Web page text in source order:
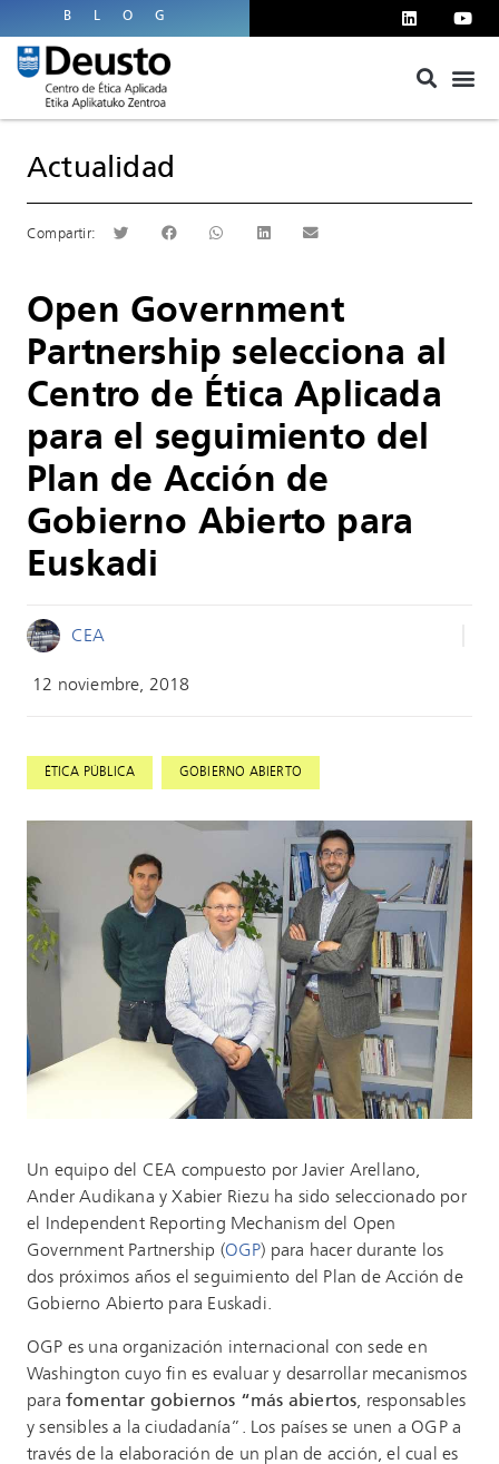
BLOG
Actualidad
Open Government
Partnership selecciona al
Centro de Ética Aplicada
para el seguimiento del
Plan de Acción de
Gobierno Abierto para
Euskadi
CEA
12 noviembre, 2018
ÉTICA PÚBLICA GOBIERNO ABIERTO
Un equipo del CEA compuesto por Javier Arellano,
Ander Audikana y Xabier Riezu ha sido seleccionado por
el Independent Reporting Mechanism del Open
Government Partnership (OGP) para hacer durante los
dos próximos años el seguimiento del Plan de Acción de
Gobierno Abierto para Euskadi.
OGP es una organización internacional con sede en
Washington cuyo fin es evaluar y desarrollar mecanismos
para fomentar gobiernos “más abiertos , responsables
y sensibles a la ciudadanía”. Los países se unen a OGP a
través de la elaboración de un plan de acción, el cual es